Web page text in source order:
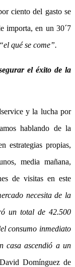
ciento del gasto se
importa, en un 30´7
“el qué se come”.
el éxito de la
y la lucha por
hablando de la
estrategias propias,
media mañana,
de visitas en este
necesita de la
un total de 42.500
consumo inmediato
casa ascendió a un
Domínguez de